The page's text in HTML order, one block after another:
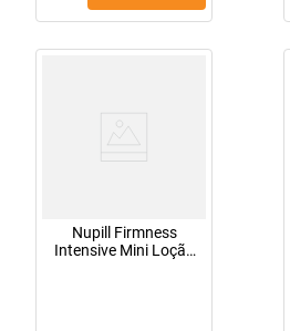
Nupill Firmness
Intensive Mini Loção